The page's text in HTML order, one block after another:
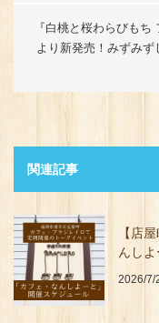
『白桃と桜わらびもち
より新発売！みずみ
関連記事
【店
んし
2026/7/